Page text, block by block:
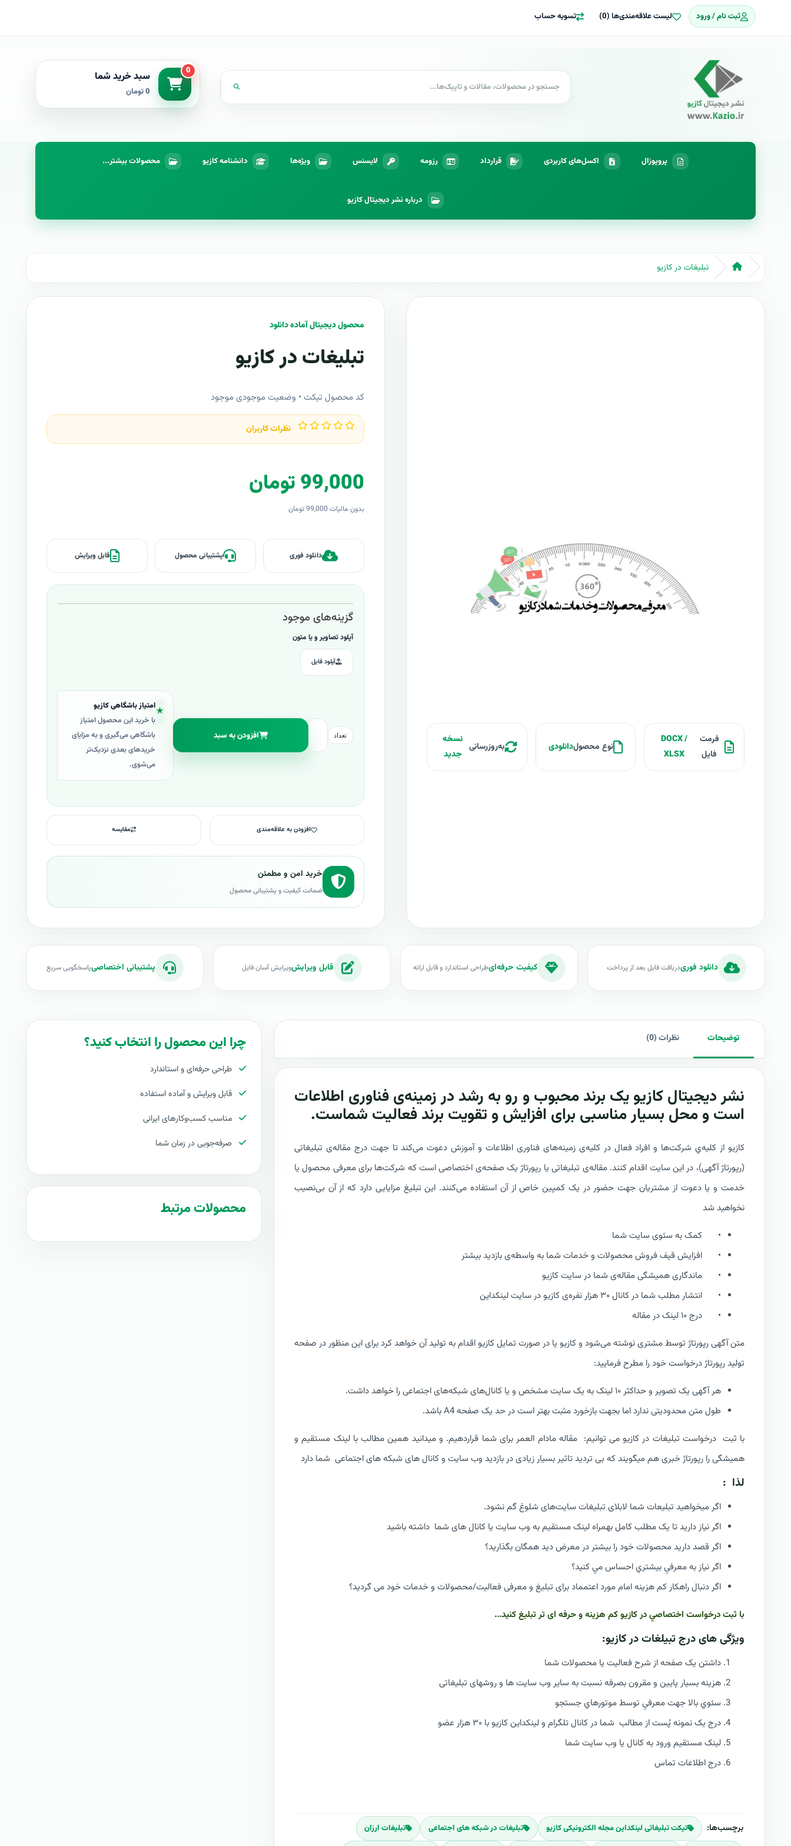
ثبت نام / ورود لیست علاقه‌مندی‌ها (0) تسویه حساب
0 سبد خرید شما
0 تومان
پروپوزال اکسل‌های کاربردی قرارداد رزومه لایسنس ویژه‌ها دانشنامه کازیو محصولات بیشتر...
درباره نشر دیجیتال کازیو
تبلیغات در کازیو
محصول دیجیتال آماده دانلود
تبلیغات در کازیو
کد محصول تيکت • وضعیت موجودی موجود
نظرات کاربران
99,000 تومان
بدون مالیات 99,000 تومان
دانلود فوری پشتیبانی محصول قابل ویرایش
گزینه‌های موجود
آپلود تصاویر و یا متون
آپلود فایل
تعداد افزودن به سبد
★امتیاز باشگاهی کازیو
با خرید این محصول امتیاز
باشگاهی می‌گیری و به مزایای
خریدهای بعدی نزدیک‌تر
می‌شوی.
افزودن به علاقه‌مندی مقایسه
خرید امن و مطمئن
ضمانت کیفیت و پشتیبانی محصول
فرمت
فایل
DOCX /
XLSX
نوع محصولدانلودی به‌روزرسانی
نسخه
جدید
دانلود فوریدریافت فایل بعد از پرداخت کیفیت حرفه‌ایطراحی استاندارد و قابل ارائه قابل ویرایشویرایش آسان فایل پشتیبانی اختصاصیپاسخگویی سریع
توضیحات نظرات (0)
نشر دیجیتال کازیو یک برند محبوب و رو به رشد در زمینه‌ی فناوری اطلاعات
است و محل بسیار مناسبی برای افزایش و تقویت برند فعالیت شماست.
کازیو از کلیه‌ي شرکت‌ها و افراد فعال در کلیه‌ی زمینه‌های فناوری اطلاعات و آموزش دعوت می‌کند تا جهت درج مقاله‌ی تبلیغاتی
(رپورتاژ آگهی)، در این سایت اقدام کنند. مقاله‌ی تبلیغاتی یا رپورتاژ یک صفحه‌ی اختصاصی است که شرکت‌ها برای معرفی محصول یا
خدمت و یا دعوت از مشتریان جهت حضور در یک کمپین خاص از آن استفاده می‌کنند. این تبلیغ مزایایی دارد که از آن بی‌نصیب
نخواهید شد
•
کمک به سئوی سایت شما
•
افزایش قیف فروش محصولات و خدمات شما به واسطه‌ی بازدید بیشتر
•
ماندگاری همیشگی مقاله‌ی شما در سایت کازیو
•
انتشار مطلب شما در کانال ۳۰ هزار نفره‌ی کازیو در سایت لینکداین
•
درج ۱۰ لینک در مقاله
متن آگهی رپورتاژ توسط مشتری نوشته می‌شود و کازیو یا در صورت تمایل کازیو اقدام به تولید آن خواهد کرد برای این منظور در صفحه
تولید رپورتاژ درخواست خود را مطرح فرمایید:
هر آگهی یک تصویر و حداکثر ۱۰ لینک به یک سایت مشخص و یا کانال‌های شبکه‌های اجتماعی را خواهد داشت.
طول متن محدودیتی ندارد اما بجهت بازخورد مثبت بهتر است در حد یک صفحه A4 باشد.
با ثبت درخواست تبلیغات در کازیو می توانیم: مقاله مادام العمر برای شما قراردهیم. و میدانید همین مطالب با لینک مستقیم و
همیشگی را رپورتاژ خبری هم میگویند که بی تردید تاثیر بسیار زیادی در بازدید وب سایت و کانال های شبکه های اجتماعی شما دارد
لذا :
اگر میخواهید تبلیعات شما لابلای تبلیغات سایت‌های شلوغ گم نشود.
اگر نیاز دارید تا یک مطلب کامل بهمراه لینک مستقیم به وب سایت یا کانال های شما داشته باشید
اگر قصد دارید محصولات خود را بيشتر در معرض ديد همگان بگذاريد؟
اگر نياز به معرفي بيشتري احساس مي کنيد؟
اگر دنبال راهکار کم هزینه امام مورد اعتمماد برای تبلیغ و معرفی فعالیت/محصولات و خدمات خود می گردید؟
با ثبت درخواست اختصاصي در کازیو کم هزینه و حرفه ای تر تبلیغ کنید...
ویژگی های درج تبیلغات در کازیو:
داشتن يک صفحه از شرح فعالیت یا محصولات شما
هزینه بسیار پایین و مقرون بصرفه نسبت به سایر وب سایت ها و روشهای تبلیغاتی
سئوي بالا جهت معرفي توسط موتورهاي جستجو
درج يک نمونه پُست از مطالب شما در کانال تلگرام و لینکداین کازیو با ۳۰ هزار عضو
لينک مستقيم ورود به کانال یا وب سایت شما
درج اطلاعات تماس
برچسب‌ها: تيکت تبلیغاتی لینکداین مجله الکترونیکی کازیو تبلیغات در شبکه های اجتماعی تبلیغات ارزان
چرا این محصول را انتخاب کنید؟
طراحی حرفه‌ای و استاندارد
قابل ویرایش و آماده استفاده
مناسب کسب‌وکارهای ایرانی
صرفه‌جویی در زمان شما
محصولات مرتبط